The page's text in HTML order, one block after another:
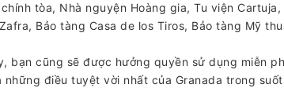
tòa, Nhà nguyện Hoàng gia, Tu viện
Bảo tàng Casa de los Tiros, Bảo tàng Mỹ
bạn cũng sẽ được hưởng quyền sử dụng miễn
những điều tuyệt vời nhất của Granada trong